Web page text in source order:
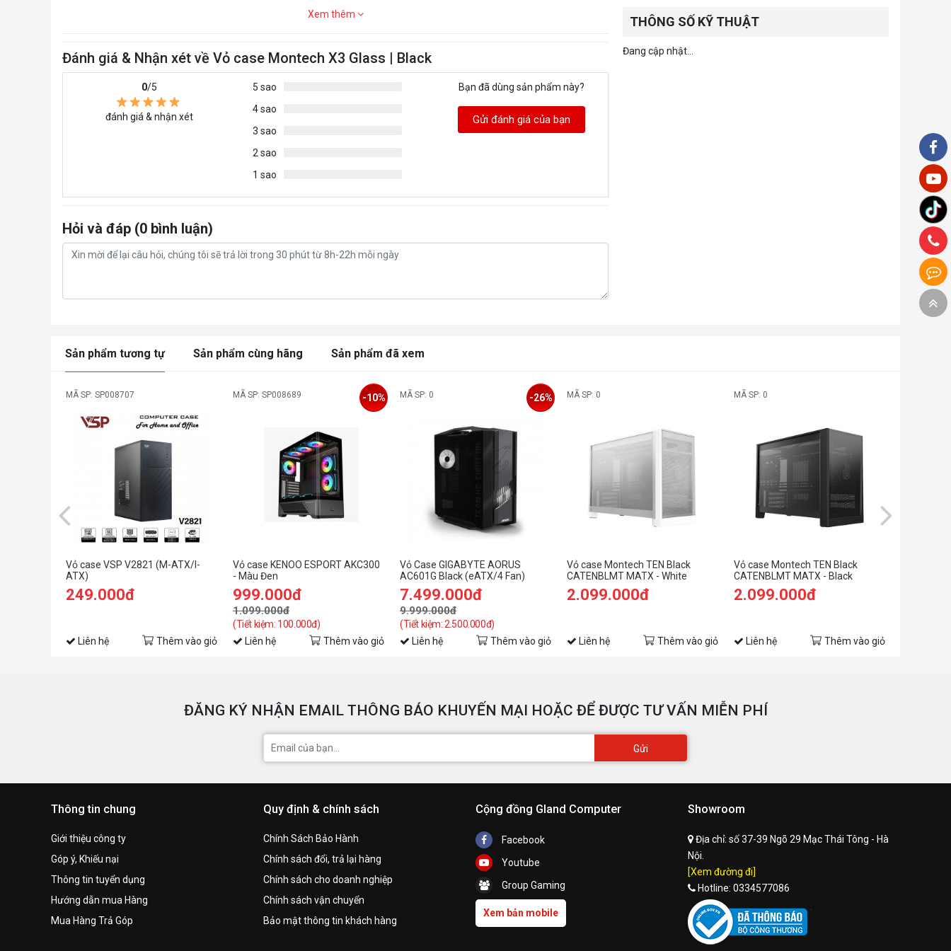
Xem thêm
Đánh giá & Nhận xét về Vỏ case Montech X3 Glass | Black
0/5
đánh giá & nhận xét
5 sao
4 sao
3 sao
2 sao
1 sao
Bạn đã dùng sản phẩm này?
Gửi đánh giá của bạn
Hỏi và đáp (0 bình luận)
THÔNG SỐ KỸ THUẬT
Đang cập nhật...
Sản phẩm tương tự Sản phẩm cùng hãng Sản phẩm đã xem
MÃ SP: SP008707
Vỏ case VSP V2821 (M-ATX/I-
ATX)
249.000đ
Liên hệ Thêm vào giỏ
MÃ SP: SP008689
Vỏ case KENOO ESPORT AKC300
- Màu Đen
999.000đ
1.099.000đ
(Tiết kiệm: 100.000đ)
-10%
Liên hệ Thêm vào giỏ
MÃ SP: 0
Vỏ Case GIGABYTE AORUS
AC601G Black (eATX/4 Fan)
7.499.000đ
9.999.000đ
(Tiết kiệm: 2.500.000đ)
-26%
Liên hệ Thêm vào giỏ
MÃ SP: 0
Vỏ case Montech TEN Black
CATENBLMT MATX - White
2.099.000đ
Liên hệ Thêm vào giỏ
MÃ SP: 0
Vỏ case Montech TEN Black
CATENBLMT MATX - Black
2.099.000đ
Liên hệ Thêm vào giỏ
ĐĂNG KÝ NHẬN EMAIL THÔNG BÁO KHUYẾN MẠI HOẶC ĐỂ ĐƯỢC TƯ VẤN MIỄN PHÍ
Gửi
Thông tin chung
Giới thiệu công ty
Góp ý, Khiếu nại
Thông tin tuyển dụng
Hướng dẫn mua Hàng
Mua Hàng Trả Góp
Quy định & chính sách
Chính Sách Bảo Hành
Chính sách đổi, trả lại hàng
Chính sách cho doanh nghiệp
Chính sách vận chuyển
Bảo mật thông tin khách hàng
Cộng đồng Gland Computer
Facebook
Youtube
Group Gaming
Xem bản mobile
Showroom
Địa chỉ: số 37-39 Ngõ 29 Mạc Thái Tông - Hà
Nội.
[Xem đường đi]
Hotline: 0334577086